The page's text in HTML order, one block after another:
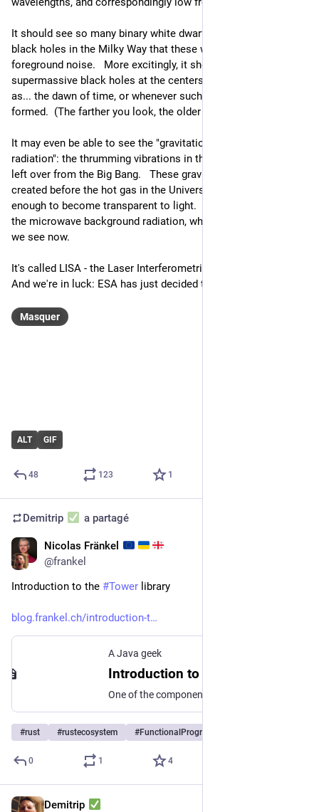
It should see so many binary white dwarfs, neutron stars and
black holes in the Milky Way that these will be nothing but
foreground noise.   More excitingly, it should see mergers of
supermassive black holes at the centers of galaxies as far
as... the dawn of time, or whenever such black holes were first
formed.  (The farther you look, the older things you see.)
It may even be able to see the "gravitational background
radiation": the thrumming vibrations in the fabric of spacetime
left over from the Big Bang.   These gravitational waves were
created before the hot gas in the Universe cooled down
enough to become transparent to light.   So they're older than
the microwave background radiation, which is the oldest thing
we see now.
It's called LISA - the Laser Interferometric Satellite Antenna.
And we're in luck: ESA has just decided to launch it in 2035.
ALT GIF
Masquer
48 123 1
Demitrip a partagé
Nicolas Fränkel
@frankel
Introduction to the #Tower library
blog.frankel.ch/introduction-t
A Java geek
#rust #rustecosystem #FunctionalProgramming
0 1 4
Demitrip